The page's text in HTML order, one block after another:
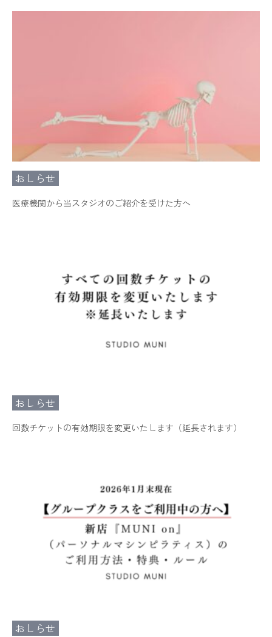
おしらせ
医療機関から当スタジオのご紹介を受けた方へ
おしらせ
回数チケットの有効期限を変更いたします（延長されます）
おしらせ